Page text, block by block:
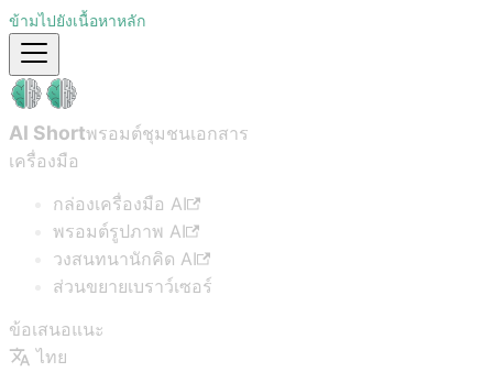
ข้ามไปยังเนื้อหาหลัก
AI Shortพรอมต์ชุมชนเอกสาร
เครื่องมือ
กล่องเครื่องมือ AI
พรอมต์รูปภาพ AI
วงสนทนานักคิด AI
ส่วนขยายเบราว์เซอร์
ข้อเสนอแนะ
ไทย